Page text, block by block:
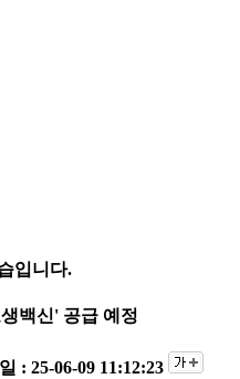
입니다.
백신' 공급 예정
: 25-06-09 11:12:23